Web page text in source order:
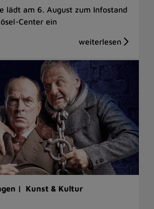
lädt am 6. August zum Infostand
Center ein
| Kunst & Kultur